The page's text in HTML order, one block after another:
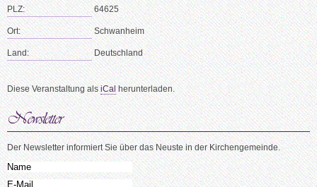
PLZ: 64625
Ort: Schwanheim
Land: Deutschland
Diese Veranstaltung alsiCalherunterladen.
Der Newsletter informiert Sie über das Neuste in der Kirchengemeinde.